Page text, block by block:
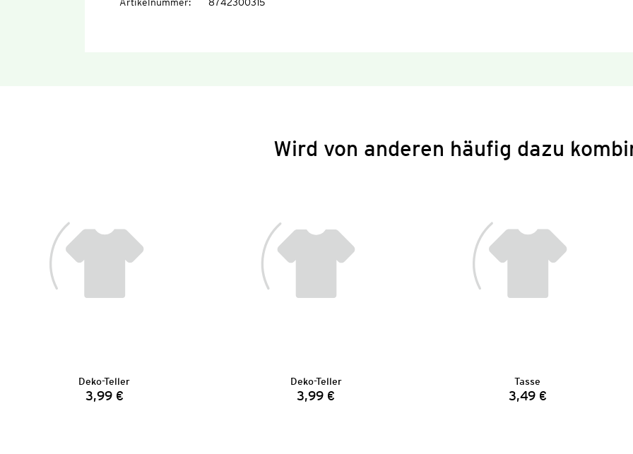
Artikelnummer: 8742300315
Wird von anderen häufig dazu
Deko-Teller
Preis:
3,99 €
Deko-Teller
Preis:
3,99 €
Tasse
Preis:
3,49 €